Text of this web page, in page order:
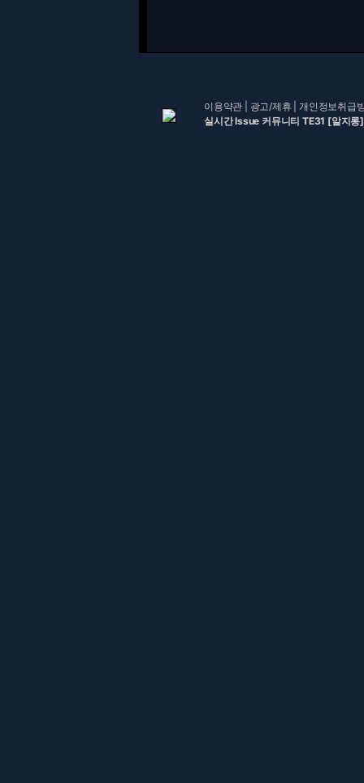
이용약관 광고/제휴 |개인정보취급
실시간 Issue 커뮤니티 TE31 [알지